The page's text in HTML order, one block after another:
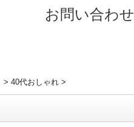
お問い合わせ
> 40代おしゃれ >